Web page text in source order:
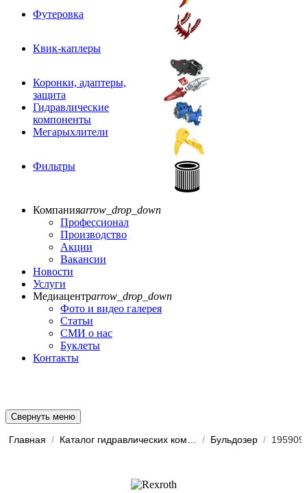
Футеровка
Квик-каплеры
Коронки, адаптеры,
защита
Гидравлические
компоненты
Мегарыхлители
Фильтры
Компанияarrow_drop_down
Профессионал
Производство
Акции
Вакансии
Новости
Услуги
Медиацентрarrow_drop_down
Фото и видео галерея
Статьи
СМИ о нас
Буклеты
Контакты
Свернуть меню
Главная / / Бульдозер /